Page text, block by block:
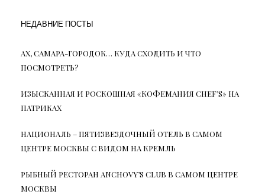
НЕДАВНИЕ ПОСТЫ
АХ, САМАРА-ГОРОДОК… КУДА СХОДИТЬ И ЧТО
ПОСМОТРЕТЬ?
ИЗЫСКАННАЯ И РОСКОШНАЯ «КОФЕМАНИЯ CHEF’S» НА
ПАТРИКАХ
НАЦИОНАЛЬ – ПЯТИЗВЕЗДОЧНЫЙ ОТЕЛЬ В САМОМ
ЦЕНТРЕ МОСКВЫ С ВИДОМ НА КРЕМЛЬ
РЫБНЫЙ РЕСТОРАН ANCHOVY’S CLUB В САМОМ ЦЕНТРЕ
МОСКВЫ